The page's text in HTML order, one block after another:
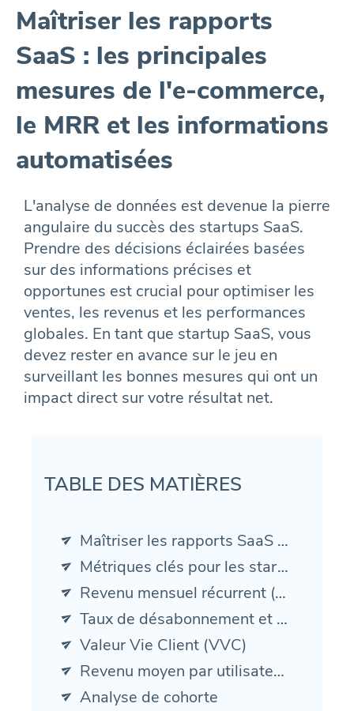
Maîtriser les rapports
SaaS : les principales
mesures de l'e-commerce,
le MRR et les informations
automatisées
L'analyse de données est devenue la pierre
angulaire du succès des startups SaaS.
Prendre des décisions éclairées basées
sur des informations précises et
opportunes est crucial pour optimiser les
ventes, les revenus et les performances
globales. En tant que startup SaaS, vous
devez rester en avance sur le jeu en
surveillant les bonnes mesures qui ont un
impact direct sur votre résultat net.
TABLE DES MATIÈRES
Maîtriser les rapports SaaS : les principales mesures de l'e-commerce, le MRR et les informations automatisées
Métriques clés pour les startups SaaS
Revenu mensuel récurrent (MRR)
Taux de désabonnement et rétention des clients
Valeur Vie Client (VVC)
Revenu moyen par utilisateur (ARPU)
Analyse de cohorte